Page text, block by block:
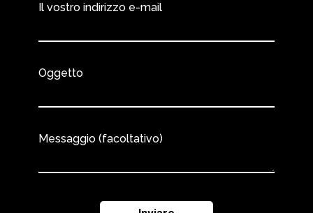
Il vostro indirizzo e-mail
Oggetto
Messaggio (facoltativo)